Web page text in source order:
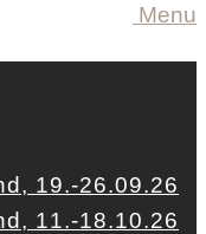
Menu
19.-26.09.26
11.-18.10.26